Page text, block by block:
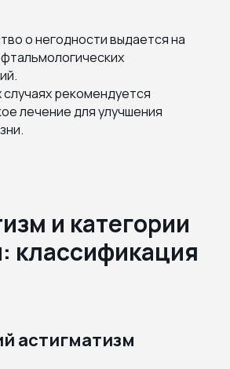
о негодности выдается на
рекомендуется
лечение для улучшения
и категории
классификация
астигматизм